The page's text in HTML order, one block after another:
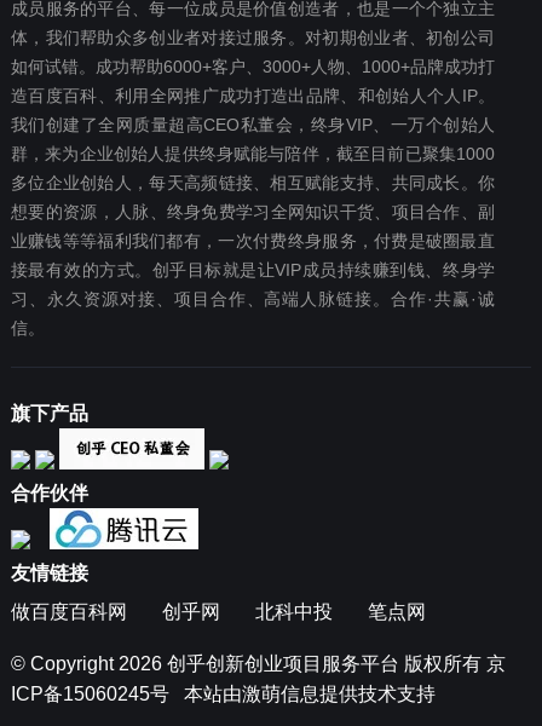
成员服务的平台、每一位成员是价值创造者，也是一个个独立主
体，我们帮助众多创业者对接过服务。对初期创业者、初创公司
如何试错。成功帮助6000+客户、3000+人物、1000+品牌成功打
造百度百科、利用全网推广成功打造出品牌、和创始人个人IP。
我们创建了全网质量超高CEO私董会，终身VIP、一万个创始人
群，来为企业创始人提供终身赋能与陪伴，截至目前已聚集1000
多位企业创始人，每天高频链接、相互赋能支持、共同成长。你
想要‬的资源，人脉、终身免费学习全网知识干货、项目合作、副
业赚钱等等福利我们都‬有，一次付费终‬身服务，付费是破圈最‬直
接最有效‬的方式。创乎目标就是让VIP成员持续赚到钱、终身学
习、永久资源对接、项目合作、高端人脉链接。合作·共赢·诚
信。
旗下产品
合作伙伴
友情链接
做百度百科网
创乎网 北科中投 笔点网
© Copyright 2026 创乎创新创业项目服务平台 版权所有 京
ICP备15060245号本站由激萌信息提供技术支持